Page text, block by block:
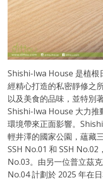
Shishi-Iwa House 是植根
經精心打造的私密靜修之
以及美食的品味，並特別
Shishi-Iwa House 大力推
環境帶來正面影響。
輕井澤的國家公園，蘊藏
SSH No.01 和 SSH No.02
No.03。由另一位普立茲
No.04 計劃於 2025 年在